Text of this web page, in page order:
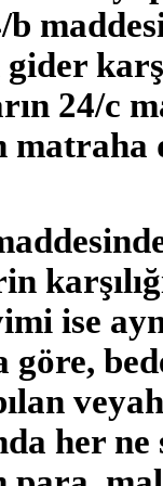
b
24/c
ise
göre,
her